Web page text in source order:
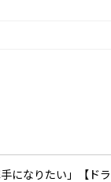
になりたい」【ドラ